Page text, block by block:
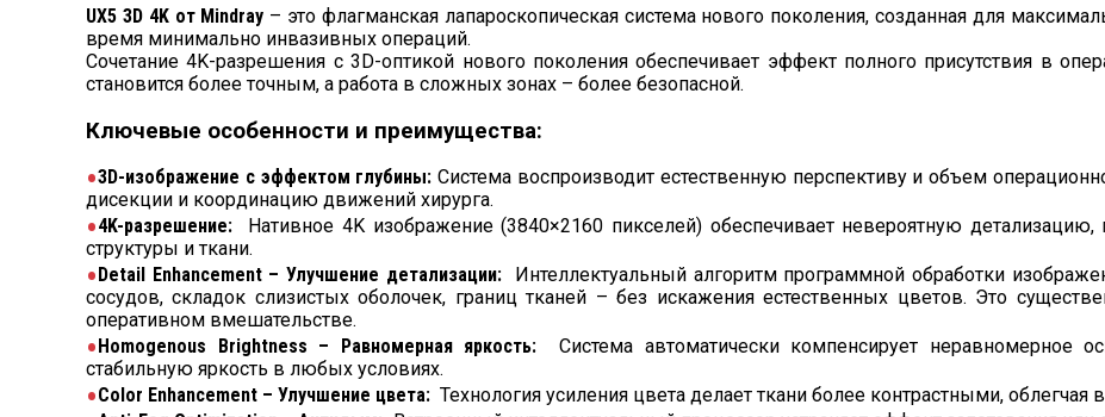
Эндоскоп
Тип
Размеры
Длина 33 см, диаметр 10 мм
Мобильность
Тележка
Передвижная эндоскопическая тележка на колесах с
держателем для монитора
Преимущества системы
Эффективность
дисекции и безопасность вмешательств
Точность
4K разрешение и Dual CMOS-оптика обеспечивают
Удобство
Автоматическая коррекция вращения, сенсорное
Запись 4K/3D видео и фото для анализа и обучения,
UX5 3D 4K от Mindray – это флагманская лапароскопическая система нового поколения, созданная для
время минимально инвазивных операций.
Сочетание 4K-разрешения с 3D-оптикой нового поколения обеспечивает эффект полного присутствия в
становится более точным, а работа в сложных зонах – более безопасной.
Ключевые особенности и преимущества:
3D-изображение с эффектом глубины: Система воспроизводит естественную перспективу и объем
дисекции и координацию движений хирурга.
4K-разрешение:
Нативное 4K изображение (3840×2160 пикселей) обеспечивает невероятную
структуры и ткани.
Detail Enhancement – ​​Улучшение детализации:
Интеллектуальный алгоритм программной обработки
сосудов, складок слизистых оболочек, границ тканей – без искажения естественных цветов. Это
оперативном вмешательстве.
Homogenous Brightness – Равномерная яркость:
Система автоматически компенсирует неравномерное
стабильную яркость в любых условиях.
Color Enhancement – ​​Улучшение цвета: Технология усиления цвета делает ткани более контрастными,